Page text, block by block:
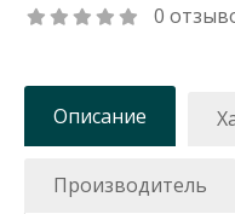
0
Описание
Производитель